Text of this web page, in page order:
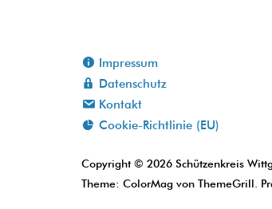
Impressum
Datenschutz
Kontakt
Cookie-Richtlinie (EU)
Copyright © 2026 Schützenkreis
Theme: ColorMag von ThemeGrill.